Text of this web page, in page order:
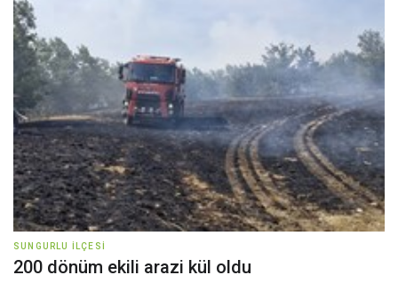
SUNGURLU İLÇESI
200 dönüm ekili arazi kül oldu